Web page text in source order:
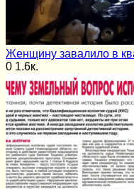
Женщину завалило в
0 1.6к.